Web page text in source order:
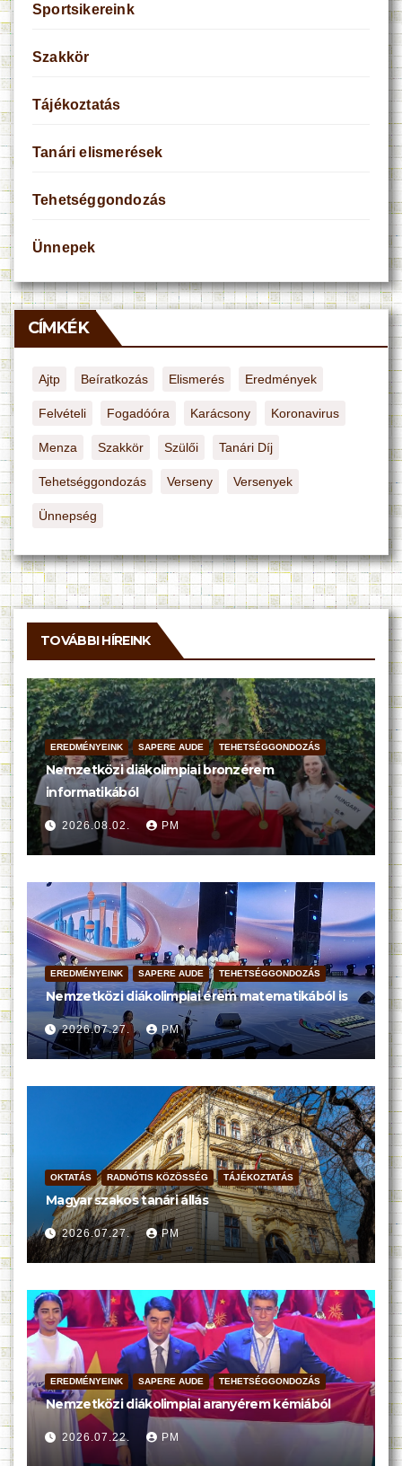
Sportsikereink
Szakkör
Tájékoztatás
Tanári elismerések
Tehetséggondozás
Ünnepek
CÍMKÉK
Ajtp Beíratkozás Elismerés Eredmények
Felvételi Fogadóóra Karácsony Koronavirus
Menza Szakkör Szülői Tanári Díj
Tehetséggondozás Verseny Versenyek
Ünnepség
TOVÁBBI HÍREINK
EREDMÉNYEINK SAPERE AUDE TEHETSÉGGONDOZÁS
Nemzetközi diákolimpiai bronzérem
informatikából
2026.08.02. PM
EREDMÉNYEINK SAPERE AUDE TEHETSÉGGONDOZÁS
Nemzetközi diákolimpiai érem matematikából is
2026.07.27. PM
OKTATÁS RADNÓTIS KÖZÖSSÉG TÁJÉKOZTATÁS
Magyar szakos tanári állás
2026.07.27. PM
EREDMÉNYEINK SAPERE AUDE TEHETSÉGGONDOZÁS
Nemzetközi diákolimpiai aranyérem kémiából
2026.07.22. PM